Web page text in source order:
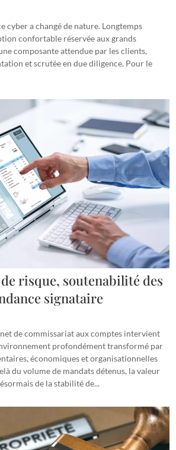
cyber a changé de nature. Longtemps
confortable réservée aux grands
composante attendue par les clients,
et scrutée en due diligence. Pour le
de risque, soutenabilité des
signataire
de commissariat aux comptes intervient
profondément transformé par
économiques et organisationnelles
du volume de mandats détenus, la valeur
de la stabilité de...